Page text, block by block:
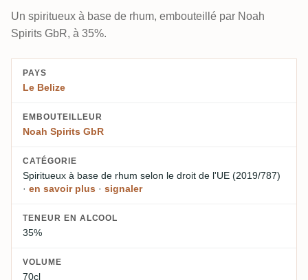
Un spiritueux à base de rhum, embouteillé par Noah
Spirits GbR, à 35%.
PAYS
Le Belize
EMBOUTEILLEUR
Noah Spirits GbR
CATÉGORIE
Spiritueux à base de rhum selon le droit de l'UE (2019/787)
· en savoir plus · signaler
TENEUR EN ALCOOL
35%
VOLUME
70cl